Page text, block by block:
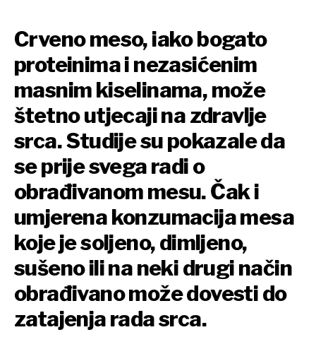
Crveno meso, iako bogato
proteinima i nezasićenim
masnim kiselinama, može
štetno utjecaji na zdravlje
srca. Studije su pokazale da
se prije svega radi o
obrađivanom mesu. Čak i
umjerena konzumacija mesa
koje je soljeno, dimljeno,
sušeno ili na neki drugi način
obrađivano može dovesti do
zatajenja rada srca.